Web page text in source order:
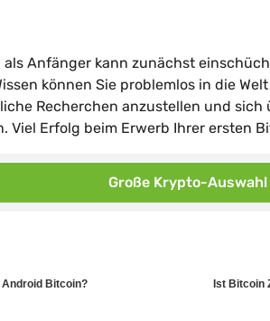
als Anfänger kann zunächst
können Sie problemlos in die
Recherchen anzustellen und
Viel Erfolg beim Erwerb Ihrer ersten
Große Krypto-
Bitcoin? Ist Bitcoin